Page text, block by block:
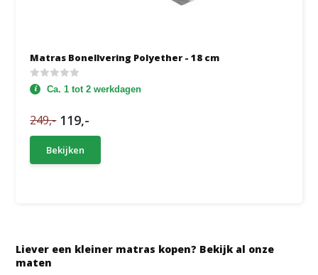
Matras Bonellvering Polyether - 18 cm
Ca. 1 tot 2 werkdagen
249,- 119,-
Bekijken
Liever een kleiner matras kopen? Bekijk al onze
maten